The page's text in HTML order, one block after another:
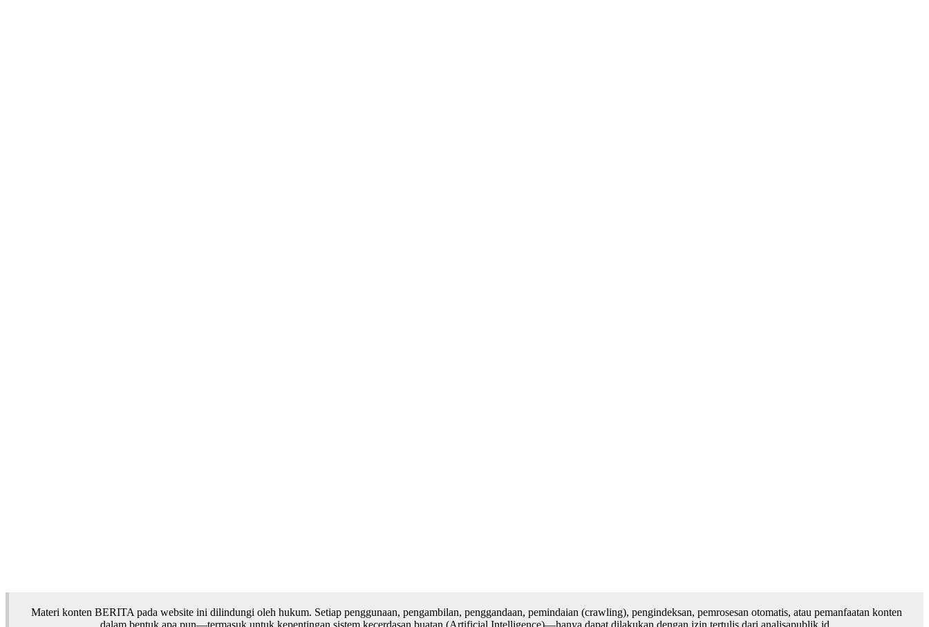
Materi konten BERITA pada website ini dilindungi oleh hukum. Setiap penggunaan, pengambilan, penggandaan, pemindaian (crawling), pengindeksan, pemrosesan otomatis, atau pemanfaatan konten